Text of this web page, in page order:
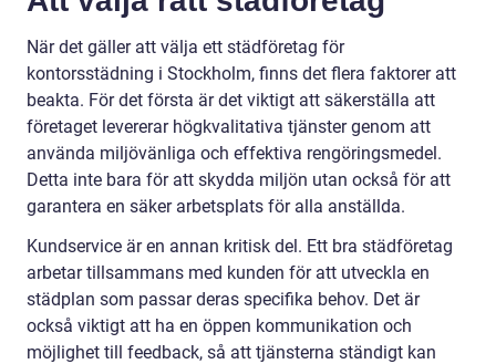
När det gäller att välja ett städföretag för
kontorsstädning i Stockholm, finns det flera faktorer att
beakta. För det första är det viktigt att säkerställa att
företaget levererar högkvalitativa tjänster genom att
använda miljövänliga och effektiva rengöringsmedel.
Detta inte bara för att skydda miljön utan också för att
garantera en säker arbetsplats för alla anställda.
Kundservice är en annan kritisk del. Ett bra städföretag
arbetar tillsammans med kunden för att utveckla en
städplan som passar deras specifika behov. Det är
också viktigt att ha en öppen kommunikation och
möjlighet till feedback, så att tjänsterna ständigt kan